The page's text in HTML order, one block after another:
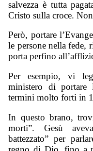
salvezza è tutta
Cristo sulla croce.
Però, portare
le persone nella fede,
porta perfino
Per esempio, vi
ministero di
termini molto forti in
In questo brano,
morti”. Gesù
battezzato” per